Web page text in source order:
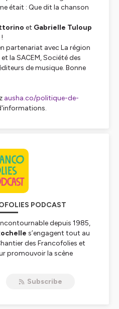
était : Que dit la chanson
et Gabrielle Tuloup
!
partenariat avecLa région
et la SACEM, Société des
de musique. Bonne
ausha.co/politique-de-
PODCAST
depuis 1985,
s’engagent tout au
des Francofolies et
promouvoir la scène
de divers thématiques et
Subscribe